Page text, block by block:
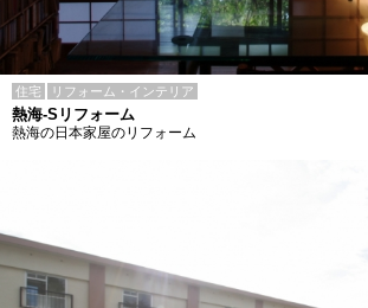
住宅 リフォーム・インテリア
熱海-Sリフォーム
熱海の日本家屋のリフォーム